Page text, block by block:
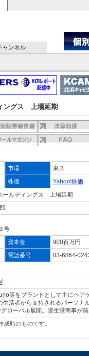
ャンネル
ングス 上場延期
市場
東ス
株価
Yahoo!株価
ールディングス 上場延期
号
資本金
900百万円
電話番号
03-6864-
等をブランドとして主にヘア
生活者から支持されるパーソナ
ローバル展開。資生堂商事が
時のものです。